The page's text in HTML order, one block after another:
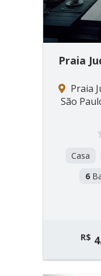
Praia
Praia
São
Casa
6
R$